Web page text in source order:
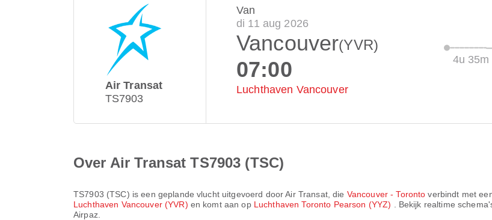
Air Transat
TS7903
Van
di 11 aug 2026
Vancouver(YVR)
07:00
Luchthaven Vancouver
4u 35m
Over Air Transat TS7903 (TSC)
TS7903 (TSC) is een geplande vlucht uitgevoerd doorAir Transat, die Vancouver - Toronto verbindt met
Luchthaven Vancouver (YVR) en komt aan op Luchthaven Toronto Pearson (YYZ)
. Bekijk realtime
Airpaz.